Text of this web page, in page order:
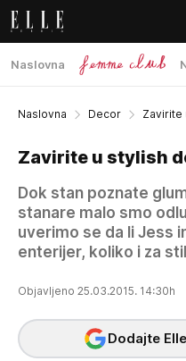
Naslovna
Naslovna Decor Zavirite
Zavirite u stylish
Dok stan poznate
stanare malo smo
uverimo se da li Jess
enterijer, koliko i za
Objavljeno 25.03.2015. 14:30h
Dodajte